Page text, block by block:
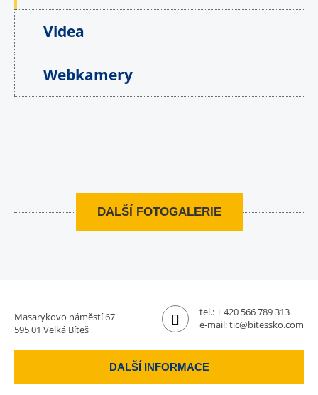
Videa
Webkamery
DALŠÍ FOTOGALERIE
Masarykovo náměstí 67
595 01 Velká Bíteš
tel.:+ 420 566 789 313
e-mail:tic@bitessko.com
DALŠÍ INFORMACE